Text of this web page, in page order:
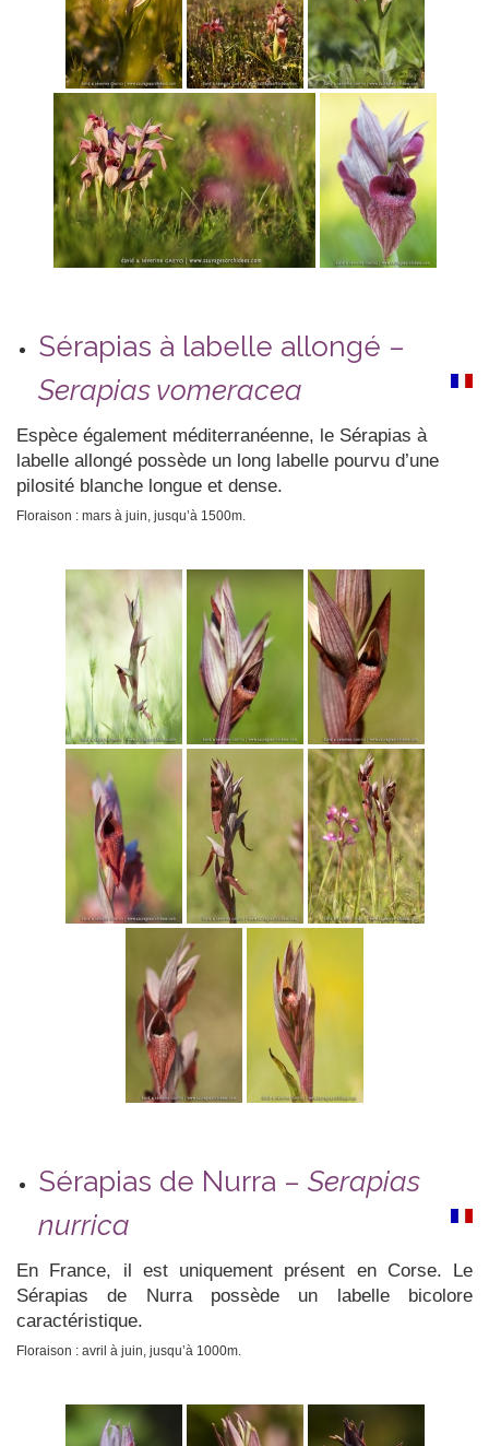
Sérapias à labelle allongé –
Serapias vomeracea
Espèce également méditerranéenne, le Sérapias à
labelle allongé possède un long labelle pourvu d’une
pilosité blanche longue et dense.
Floraison : mars à juin, jusqu’à 1500m.
Sérapias de Nurra – Serapias
nurrica
En France, il est uniquement présent en Corse. Le
Sérapias de Nurra possède un labelle bicolore
caractéristique.
Floraison : avril à juin, jusqu’à 1000m.